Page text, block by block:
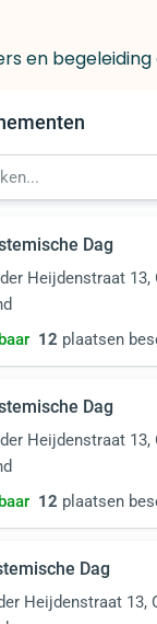
en begeleiding
Dag
Heijdenstraat 13,
12 plaatsen
Dag
Heijdenstraat 13,
12 plaatsen
Dag
Heijdenstraat 13,